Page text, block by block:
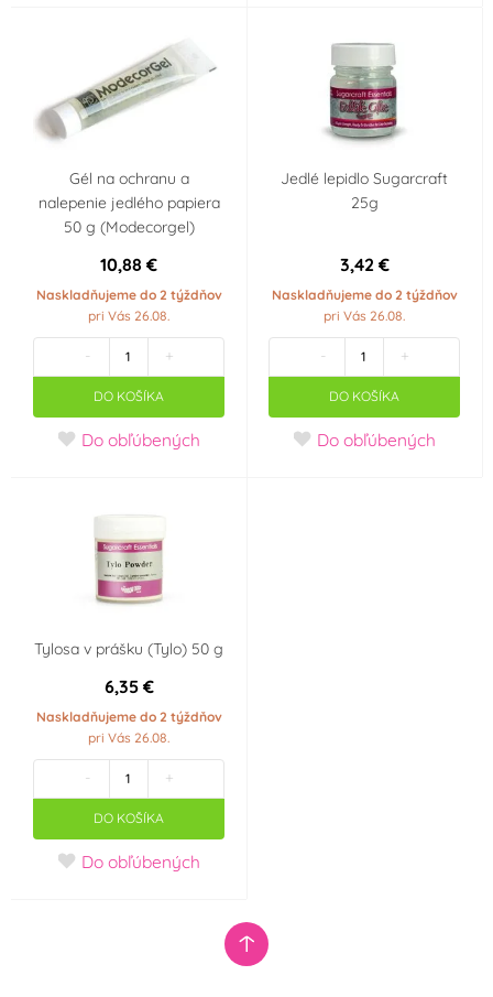
Gél na ochranu a
nalepenie jedlého papiera
50 g (Modecorgel)
10,88 €
Naskladňujeme do 2 týždňov
pri Vás 26.08.
- +
DO KOŠÍKA
Do obľúbených
Jedlé lepidlo Sugarcraft
25g
3,42 €
Naskladňujeme do 2 týždňov
pri Vás 26.08.
- +
DO KOŠÍKA
Do obľúbených
Tylosa v prášku (Tylo) 50 g
6,35 €
Naskladňujeme do 2 týždňov
pri Vás 26.08.
- +
DO KOŠÍKA
Do obľúbených